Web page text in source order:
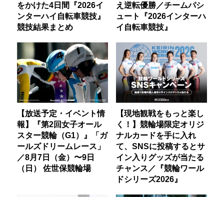
をかけた4日間『2026イ
ンターハイ自転車競技』
競技結果まとめ
え逆転優勝／チームパシ
ュート『2026インターハ
イ自転車競技』
【放送予定・イベント情
報】『第2回女子オール
スター競輪（G1）』「ガ
ールズドリームレース」
／8月7日（金）〜9日
（日） 佐世保競輪場
【現地観戦をもっと楽し
く！】競輪場限定オリジ
ナルカードを手に入れ
て、SNSに投稿するとサ
イン入りグッズが当たる
チャンス／『競輪ワール
ドシリーズ2026』